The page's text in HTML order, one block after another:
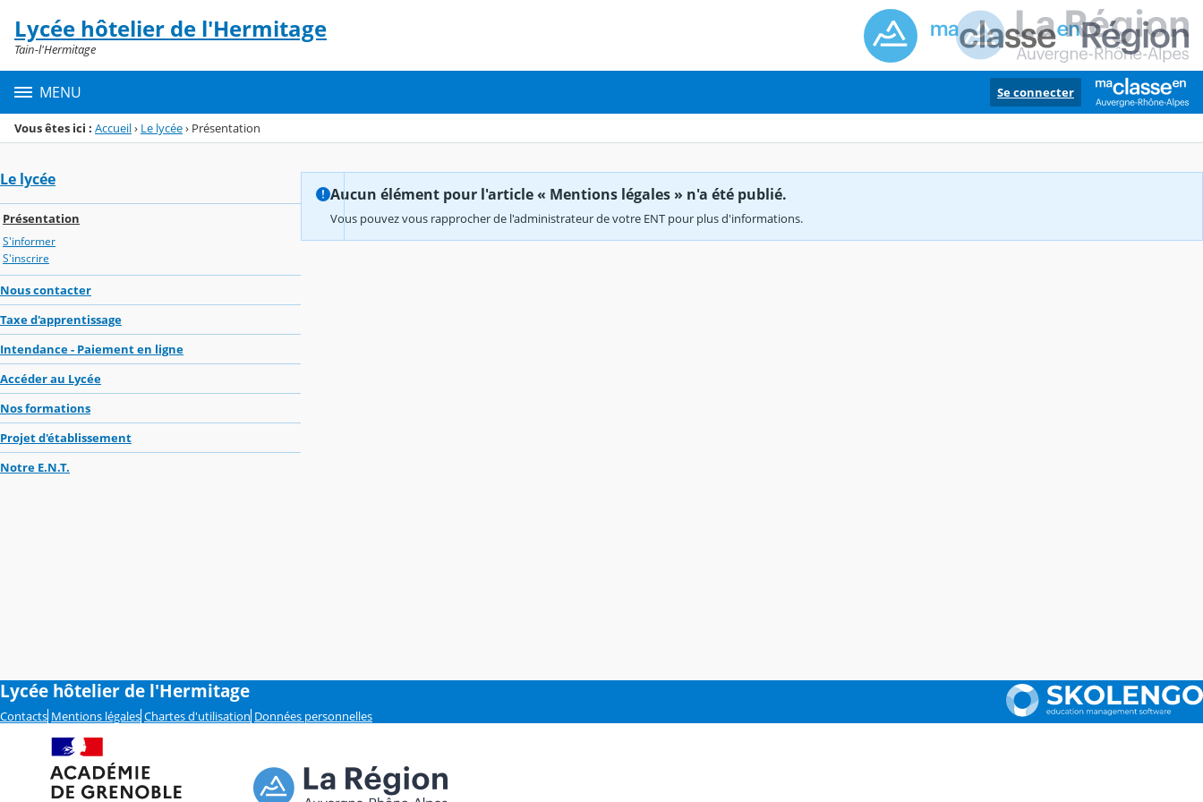
Menu de la rubrique
Contenu
Lycée hôtelier de l'Hermitage
Tain-l'Hermitage
MENU Se connecter
Vous êtes ici : Accueil› Le lycée› Présentation
Le lycée
Présentation
S'informer
S'inscrire
Nous contacter
Taxe d'apprentissage
Intendance - Paiement en ligne
Accéder au Lycée
Nos formations
Projet d'établissement
Notre E.N.T.
Aucun élément pour l'article « Mentions légales » n'a été publié.
Vous pouvez vous rapprocher de l'administrateur de votre ENT pour plus d'informations.
Lycée hôtelier de l'Hermitage
Contacts Mentions légales Chartes d'utilisation Données personnelles